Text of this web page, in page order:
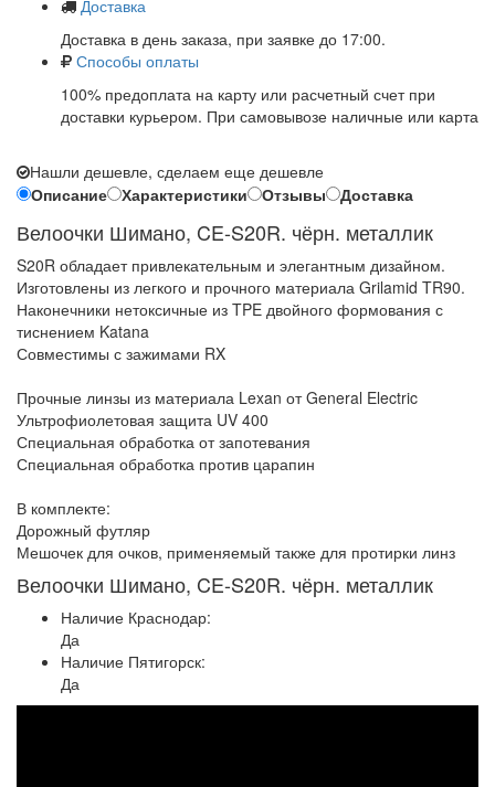
Доставка
Доставка в день заказа, при заявке до 17:00.
Способы оплаты
100% предоплата на карту или расчетный счет при
доставки курьером. При самовывозе наличные или карта
Нашли дешевле, сделаем еще дешевле
Описание
Характеристики Отзывы Доставка
Велоочки Шимано, CE-S20R. чёрн. металлик
S20R обладает привлекательным и элегантным дизайном.
Изготовлены из легкого и прочного материала Grilamid TR90.
Наконечники нетоксичные из TPE двойного формования с
тиснением Katana
Совместимы с зажимами RX
Прочные линзы из материала Lexan от General Electric
Ультрофиолетовая защита UV 400
Специальная обработка от запотевания
Специальная обработка против царапин
В комплекте:
Дорожный футляр
Мешочек для очков, применяемый также для протирки линз
Велоочки Шимано, CE-S20R. чёрн. металлик
Наличие Краснодар:
Да
Наличие Пятигорск:
Да